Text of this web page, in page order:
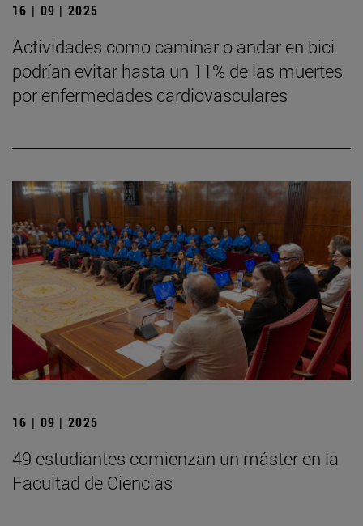
16 | 09 | 2025
Actividades como caminar o andar en bici
podrían evitar hasta un 11% de las muertes
por enfermedades cardiovasculares
16 | 09 | 2025
49 estudiantes comienzan un máster en la
Facultad de Ciencias